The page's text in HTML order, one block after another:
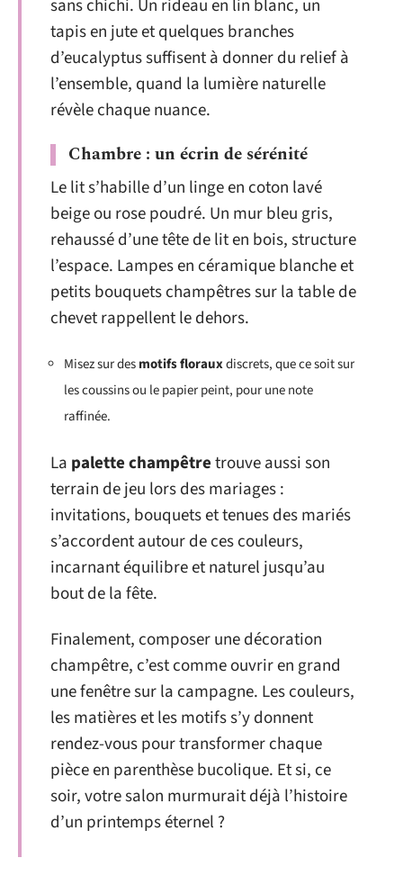
sans chichi. Un rideau en lin blanc, un
tapis en jute et quelques branches
d’eucalyptus suffisent à donner du relief à
l’ensemble, quand la lumière naturelle
révèle chaque nuance.
Chambre : un écrin de sérénité
Le lit s’habille d’un linge en coton lavé
beige ou rose poudré. Un mur bleu gris,
rehaussé d’une tête de lit en bois, structure
l’espace. Lampes en céramique blanche et
petits bouquets champêtres sur la table de
chevet rappellent le dehors.
Misez sur desmotifs florauxdiscrets, que ce soit sur
les coussins ou le papier peint, pour une note
raffinée.
La palette champêtretrouve aussi son
terrain de jeu lors des mariages :
invitations, bouquets et tenues des mariés
s’accordent autour de ces couleurs,
incarnant équilibre et naturel jusqu’au
bout de la fête.
Finalement, composer une décoration
champêtre, c’est comme ouvrir en grand
une fenêtre sur la campagne. Les couleurs,
les matières et les motifs s’y donnent
rendez-vous pour transformer chaque
pièce en parenthèse bucolique. Et si, ce
soir, votre salon murmurait déjà l’histoire
d’un printemps éternel ?